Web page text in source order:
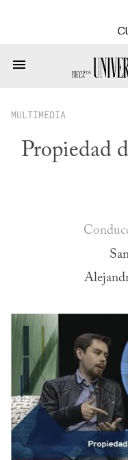
MULTIMEDIA
Propiedad